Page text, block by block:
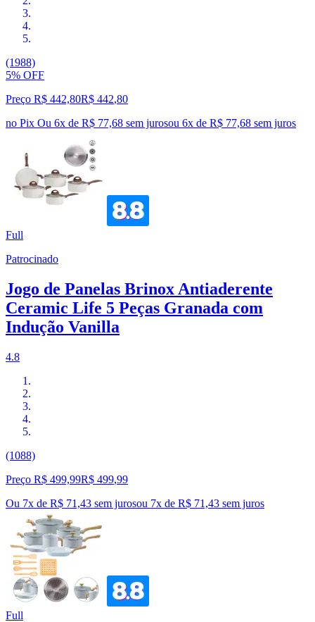
(1988)
5% OFF
Preço R$ 442,80R$ 442,80
no Pix Ou 6x de R$ 77,68 sem jurosou 6x de R$ 77,68 sem juros
Full
Patrocinado
Jogo de Panelas Brinox Antiaderente
Ceramic Life 5 Peças Granada com
Indução Vanilla
4.8
(1088)
Preço R$ 499,99R$ 499,99
Ou 7x de R$ 71,43 sem jurosou 7x de R$ 71,43 sem juros
Full